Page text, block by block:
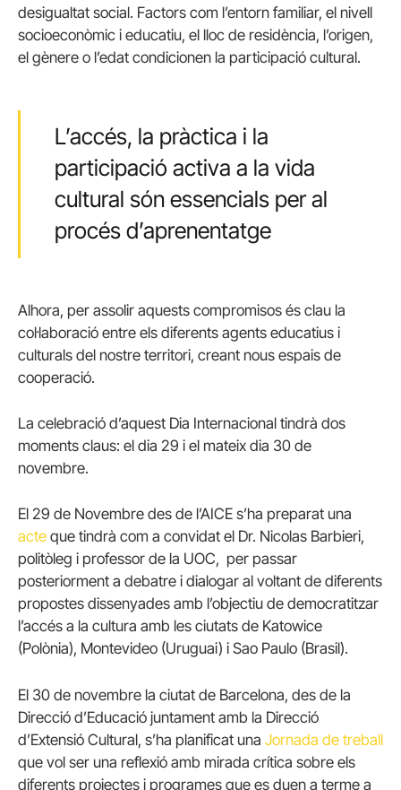
desigualtat social. Factors com l’entorn familiar, el nivell
socioeconòmic i educatiu, el lloc de residència, l’origen,
el gènere o l’edat condicionen la participació cultural.
L’accés, la pràctica i la
participació activa a la vida
cultural són essencials per al
procés d’aprenentatge
Alhora, per assolir aquests compromisos és clau la
col·laboració entre els diferents agents educatius i
culturals del nostre territori, creant nous espais de
cooperació.
La celebració d’aquest Dia Internacional tindrà dos
moments claus: el dia 29 i el mateix dia 30 de
novembre.
El 29 de Novembre des de l’AICE s’ha preparat una
acte que tindrà com a convidat el Dr. Nicolas Barbieri,
politòleg i professor de la UOC, per passar
posteriorment a debatre i dialogar al voltant de diferents
propostes dissenyades amb l’objectiu de democratitzar
l’accés a la cultura amb les ciutats de Katowice
(Polònia), Montevideo (Uruguai) i Sao Paulo (Brasil).
El 30 de novembre la ciutat de Barcelona, des de la
Direcció d’Educació juntament amb la Direcció
d’Extensió Cultural, s’ha planificat una Jornada de treball
que vol ser una reflexió amb mirada crítica sobre els
diferents projectes i programes que es duen a terme a